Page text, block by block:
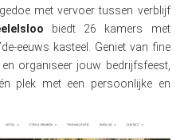
met vervoer tussen verblijf
biedt 26 kamers met
eeuws kasteel. Geniet van fine
organiseer jouw bedrijfsfeest,
plek met een persoonlijke en